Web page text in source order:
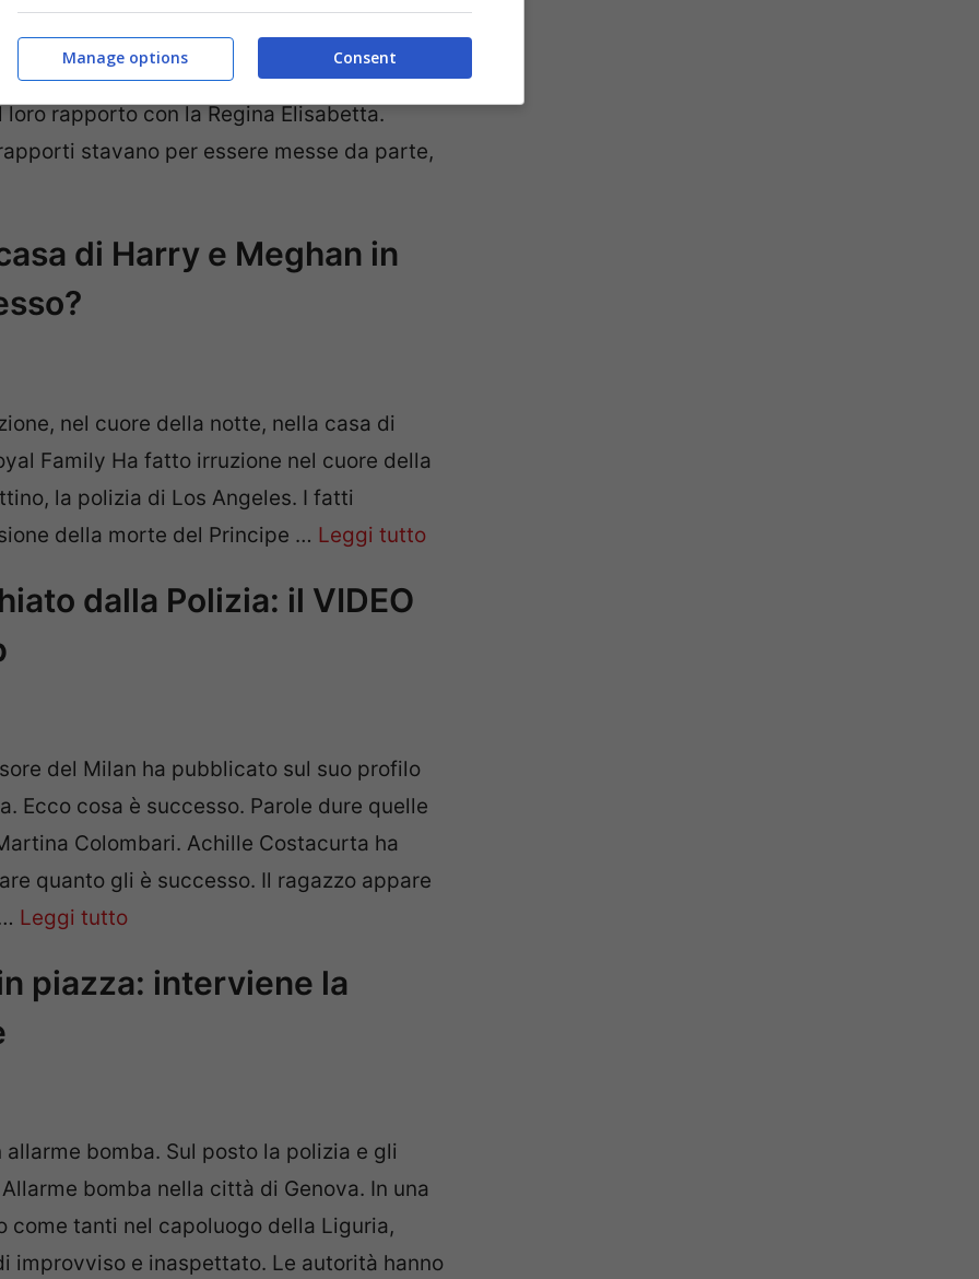
tra Harry e Meghan e la Regina
nel cuore della notte. Continuano a
rapporto con la Regina Elisabetta.
stavano per essere messe da parte,
di Harry e Meghan in
nel cuore della notte, nella casa di
Family Ha fatto irruzione nel cuore della
la polizia di Los Angeles. I fatti
della morte del Principe … Leggi tutto
dalla Polizia: il VIDEO
del Milan ha pubblicato sul suo profilo
Ecco cosa è successo. Parole dure quelle
Colombari. Achille Costacurta ha
quanto gli è successo. Il ragazzo appare
Leggi tutto
piazza: interviene la
bomba. Sul posto la polizia e gli
bomba nella città di Genova. In una
come tanti nel capoluogo della Liguria,
improvviso e inaspettato. Le autorità hanno
Consent
Manage options